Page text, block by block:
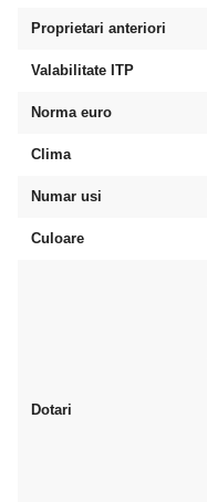
Proprietari anteriori
Valabilitate ITP
Norma euro
Clima
Numar usi
Culoare
Dotari